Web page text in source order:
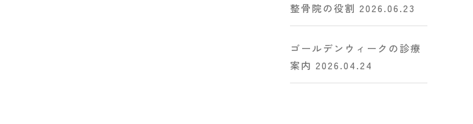
整骨院の役割 2026.06.23
ゴールデンウィークの診療
案内 2026.04.24